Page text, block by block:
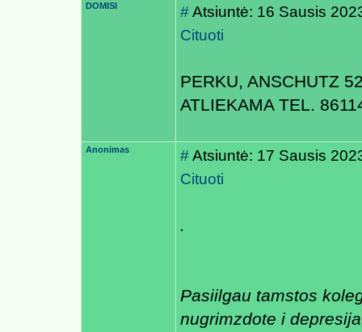
DOMISI #Atsiuntė: 16 Sausis
Cituoti
PERKU, ANSCHUTZ
ATLIEKAMA TEL.
Anonimas #Atsiuntė: 17 Sausis
Cituoti
.
Pasiilgau tamstos
nugrimzdote i